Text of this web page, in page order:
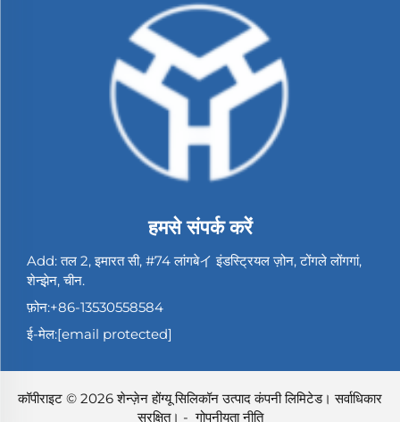
हमसे संपर्क करें
Add: तल 2, इमारत सी, #74 लांगबेイ इंडस्ट्रियल ज़ोन, टोंगले लोंगगां,
शेन्झ़ेन, चीन.
फ़ोन:+86-13530558584
ई-मेल:[email protected]
कॉपीराइट © 2026 शेन्ज़ेन होंग्यू सिलिकॉन उत्पाद कंपनी लिमिटेड। सर्वाधिकार
सुरक्षित। -गोपनीयता नीति